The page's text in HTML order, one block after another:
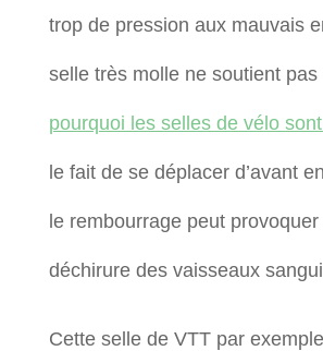
trop de pression aux mauvais
selle très molle ne soutient pas
pourquoi les selles de vélo
le fait de se déplacer d’avant
le rembourrage peut
déchirure des vaisseaux
Cette selle de VTT par